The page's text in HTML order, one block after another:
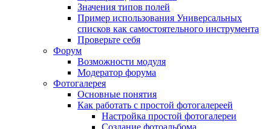
Значения типов полей
Пример использования Универсальных
списков как самостоятельного инструмента
Проверьте себя
Форум
Возможности модуля
Модератор форума
Фотогалерея
Основные понятия
Как работать с простой фотогалереей
Настройка простой фотогалереи
Создание фотоальбома